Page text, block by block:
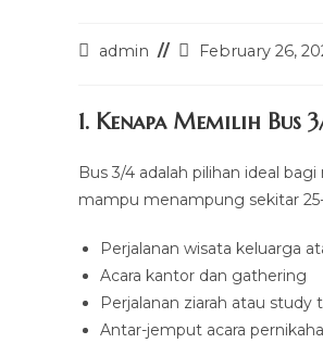
Postadmin
PostFebruary 26,
1. Kenapa Memilih Bus
Bus 3/4 adalah pilihan ideal
mampu menampung sekitar
Perjalanan wisata keluarga
Acara kantor dan gathering
Perjalanan ziarah atau study
Antar-jemput acara